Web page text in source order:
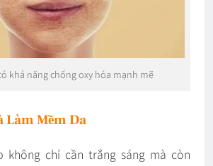
khả năng chống oxy hóa mạnh mẽ
Làm Mềm Da
không chỉ cần trắng sáng mà còn